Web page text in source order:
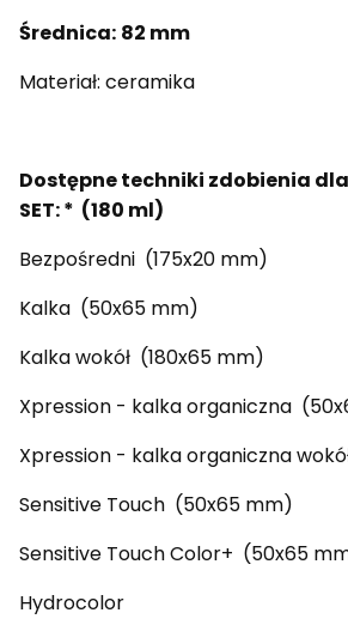
Średnica: 82 mm
Materiał: ceramika
Dostępne techniki zdobienia
SET: * (180 ml)
Bezpośredni (175x20 mm)
Kalka (50x65 mm)
Kalka wokół (180x65 mm)
Xpression - kalka organiczna
Xpression - kalka organiczna
Sensitive Touch (50x65 mm)
Sensitive Touch Color+ (50x65
Hydrocolor